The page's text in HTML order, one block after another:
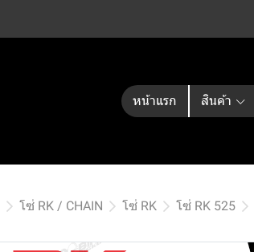
หน้าแรก สินค้า
โซ่ RK / CHAIN โซ่ RK โซ่ RK 525